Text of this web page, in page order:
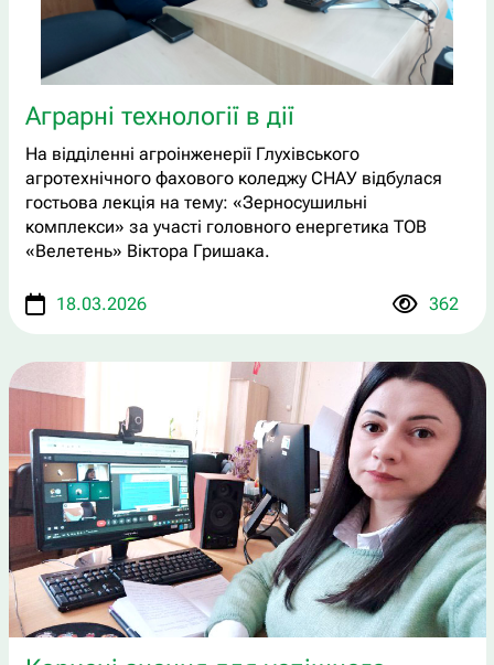
Аграрні технології в дії
На відділенні агроінженерії Глухівського
агротехнічного фахового коледжу СНАУ відбулася
гостьова лекція на тему: «Зерносушильні
комплекси» за участі головного енергетика ТОВ
«Велетень» Віктора Гришака.
18.03.2026 362